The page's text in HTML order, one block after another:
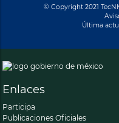
© Copyright 2021
Última
Enlaces
Participa
Publicaciones Oficiales